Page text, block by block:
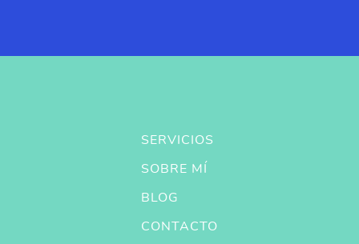
SERVICIOS
SOBRE MÍ
BLOG
CONTACTO